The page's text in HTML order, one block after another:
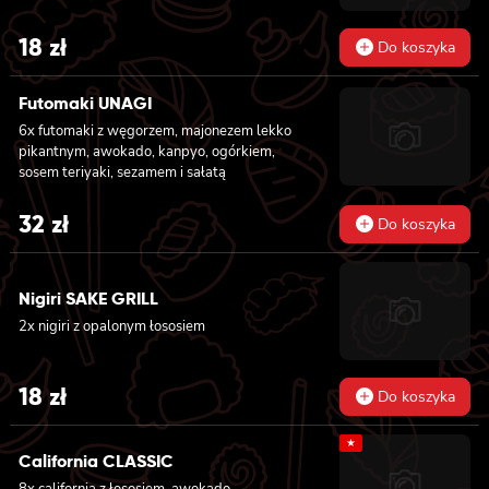
18zł Do koszyka
Futomaki UNAGI
6x futomaki z węgorzem, majonezem lekko
pikantnym, awokado, kanpyo, ogórkiem,
sosem teriyaki, sezamem i sałatą
32zł Do koszyka
Nigiri SAKE GRILL
2x nigiri z opalonym łososiem
18zł Do koszyka
California CLASSIC
★